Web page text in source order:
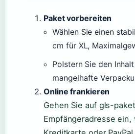
Paket vorbereiten
Wählen Sie einen
cm für XL,
Polstern Sie den
mangelhafte
Online frankieren
Gehen Sie auf gls-
Empfängeradresse